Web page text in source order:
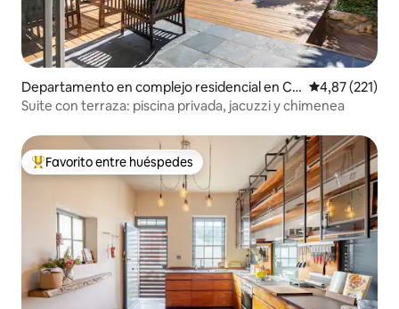
Departamento en complejo residencial en Ci
udad del Cabo
Calificación
4,87 (221)
Suite con terraza: piscina privada, jacuzzi y chimenea
Favorito entre los huéspedes más destacados
Favorito entre huéspedes